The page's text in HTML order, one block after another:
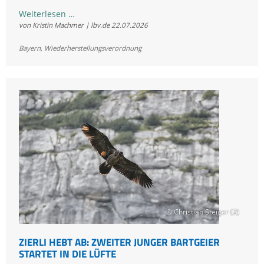
Weiterlesen …CSU
übersieht
Erhalt
von
Bayerns
Natur
von Kristin Machmer | lbv.de 22.07.2026
Bayern, Wiederherstellungsverordnung
© Christian Steiger (2)
ZIERLI HEBT AB: ZWEITER JUNGER BARTGEIER
STARTET IN DIE LÜFTE